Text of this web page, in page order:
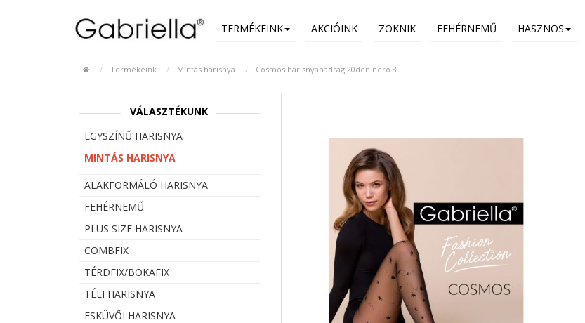
TERMÉKEINK AKCIÓINK ZOKNIK FEHÉRNEMŰ HASZNOS
Termékeink Mintás harisnya Cosmos harisnyanadrág 20den nero 3
VÁLASZTÉKUNK
EGYSZÍNŰ HARISNYA
MINTÁS HARISNYA
ALAKFORMÁLÓ HARISNYA
FEHÉRNEMŰ
PLUS SIZE HARISNYA
COMBFIX
TÉRDFIX/BOKAFIX
TÉLI HARISNYA
ESKÜVŐI HARISNYA